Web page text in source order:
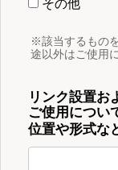
その他
※該当するもの
途以外はご使用
リンク設置お
ご使用につい
位置や形式な